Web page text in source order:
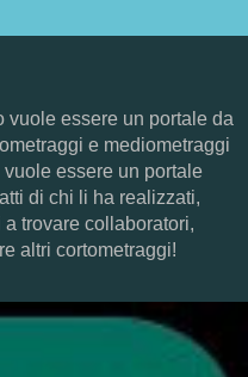
vuole essere un portale da
e mediometraggi
essere un portale
di chi li ha realizzati,
trovare collaboratori,
altri cortometraggi!